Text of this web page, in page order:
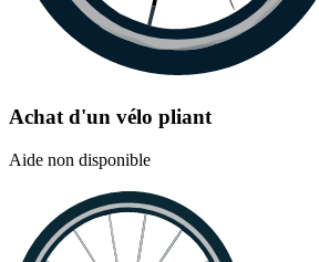
Achat d'un vélo pliant
Aide non disponible